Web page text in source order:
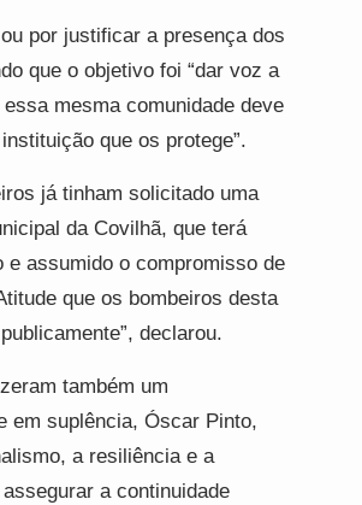
por justificar a presença dos
que o objetivo foi “dar voz a
mesma comunidade deve
que os protege”.
já tinham solicitado uma
da Covilhã, que terá
e assumido o compromisso de
que os bombeiros desta
declarou.
também um
em suplência, Óscar Pinto,
a resiliência e a
a continuidade